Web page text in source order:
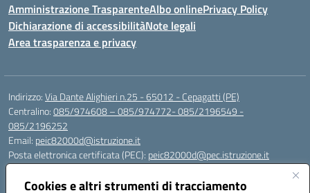
Cookies e altri strumenti di tracciamento
Amministrazione TrasparenteAlbo onlinePrivacy Policy
Dichiarazione di accessibilitàNote legali
Area trasparenza e privacy
Indirizzo:Via Dante Alighieri n.25 - 65012 - Cepagatti (PE)
Centralino:085/974608 – 085/974772- 085/2196549 -
085/2196252
Email: peic82000d@istruzione.it
Posta elettronica certificata (PEC): peic82000d@pec.istruzione.it
Codice fiscale: 91100590685